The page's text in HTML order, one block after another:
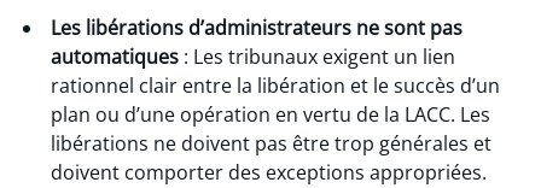
Les libérations d’administrateurs ne sont pas
automatiques : Les tribunaux exigent un lien
rationnel clair entre la libération et le succès d’un
plan ou d’une opération en vertu de la LACC. Les
libérations ne doivent pas être trop générales et
doivent comporter des exceptions appropriées.